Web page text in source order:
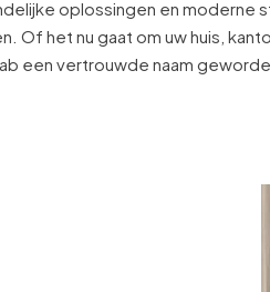
en de hygiëne in uw